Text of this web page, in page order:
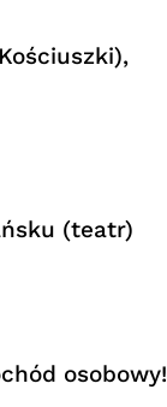
(teatr)
osobowy!